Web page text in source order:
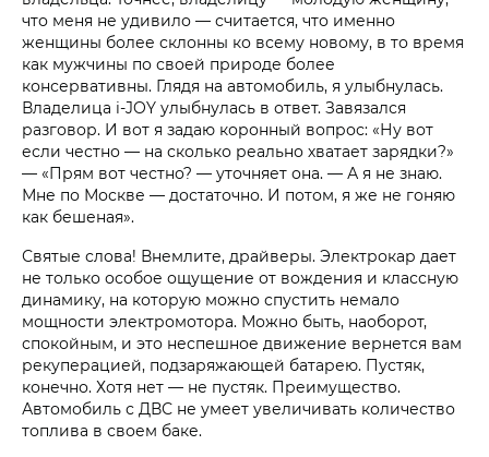
что меня не удивило — считается, что именно
женщины более склонны ко всему новому, в то время
как мужчины по своей природе более
консервативны. Глядя на автомобиль, я улыбнулась.
Владелица i‑JOY улыбнулась в ответ. Завязался
разговор. И вот я задаю коронный вопрос: «Ну вот
если честно — на сколько реально хватает зарядки?»
— «Прям вот честно? — уточняет она. — А я не знаю.
Мне по Москве — достаточно. И потом, я же не гоняю
как бешеная».
Святые слова! Внемлите, драйверы. Электрокар дает
не только особое ощущение от вождения и классную
динамику, на которую можно спустить немало
мощности электромотора. Можно быть, наоборот,
спокойным, и это неспешное движение вернется вам
рекуперацией, подзаряжающей батарею. Пустяк,
конечно. Хотя нет — не пустяк. Преимущество.
Автомобиль с ДВС не умеет увеличивать количество
топлива в своем баке.